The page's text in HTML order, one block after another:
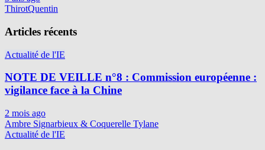
ThirotQuentin
Articles récents
Actualité de l'IE
NOTE DE VEILLE n°8 : Commission européenne :
vigilance face à la Chine
2 mois ago
Ambre Signarbieux & Coquerelle Tylane
Actualité de l'IE